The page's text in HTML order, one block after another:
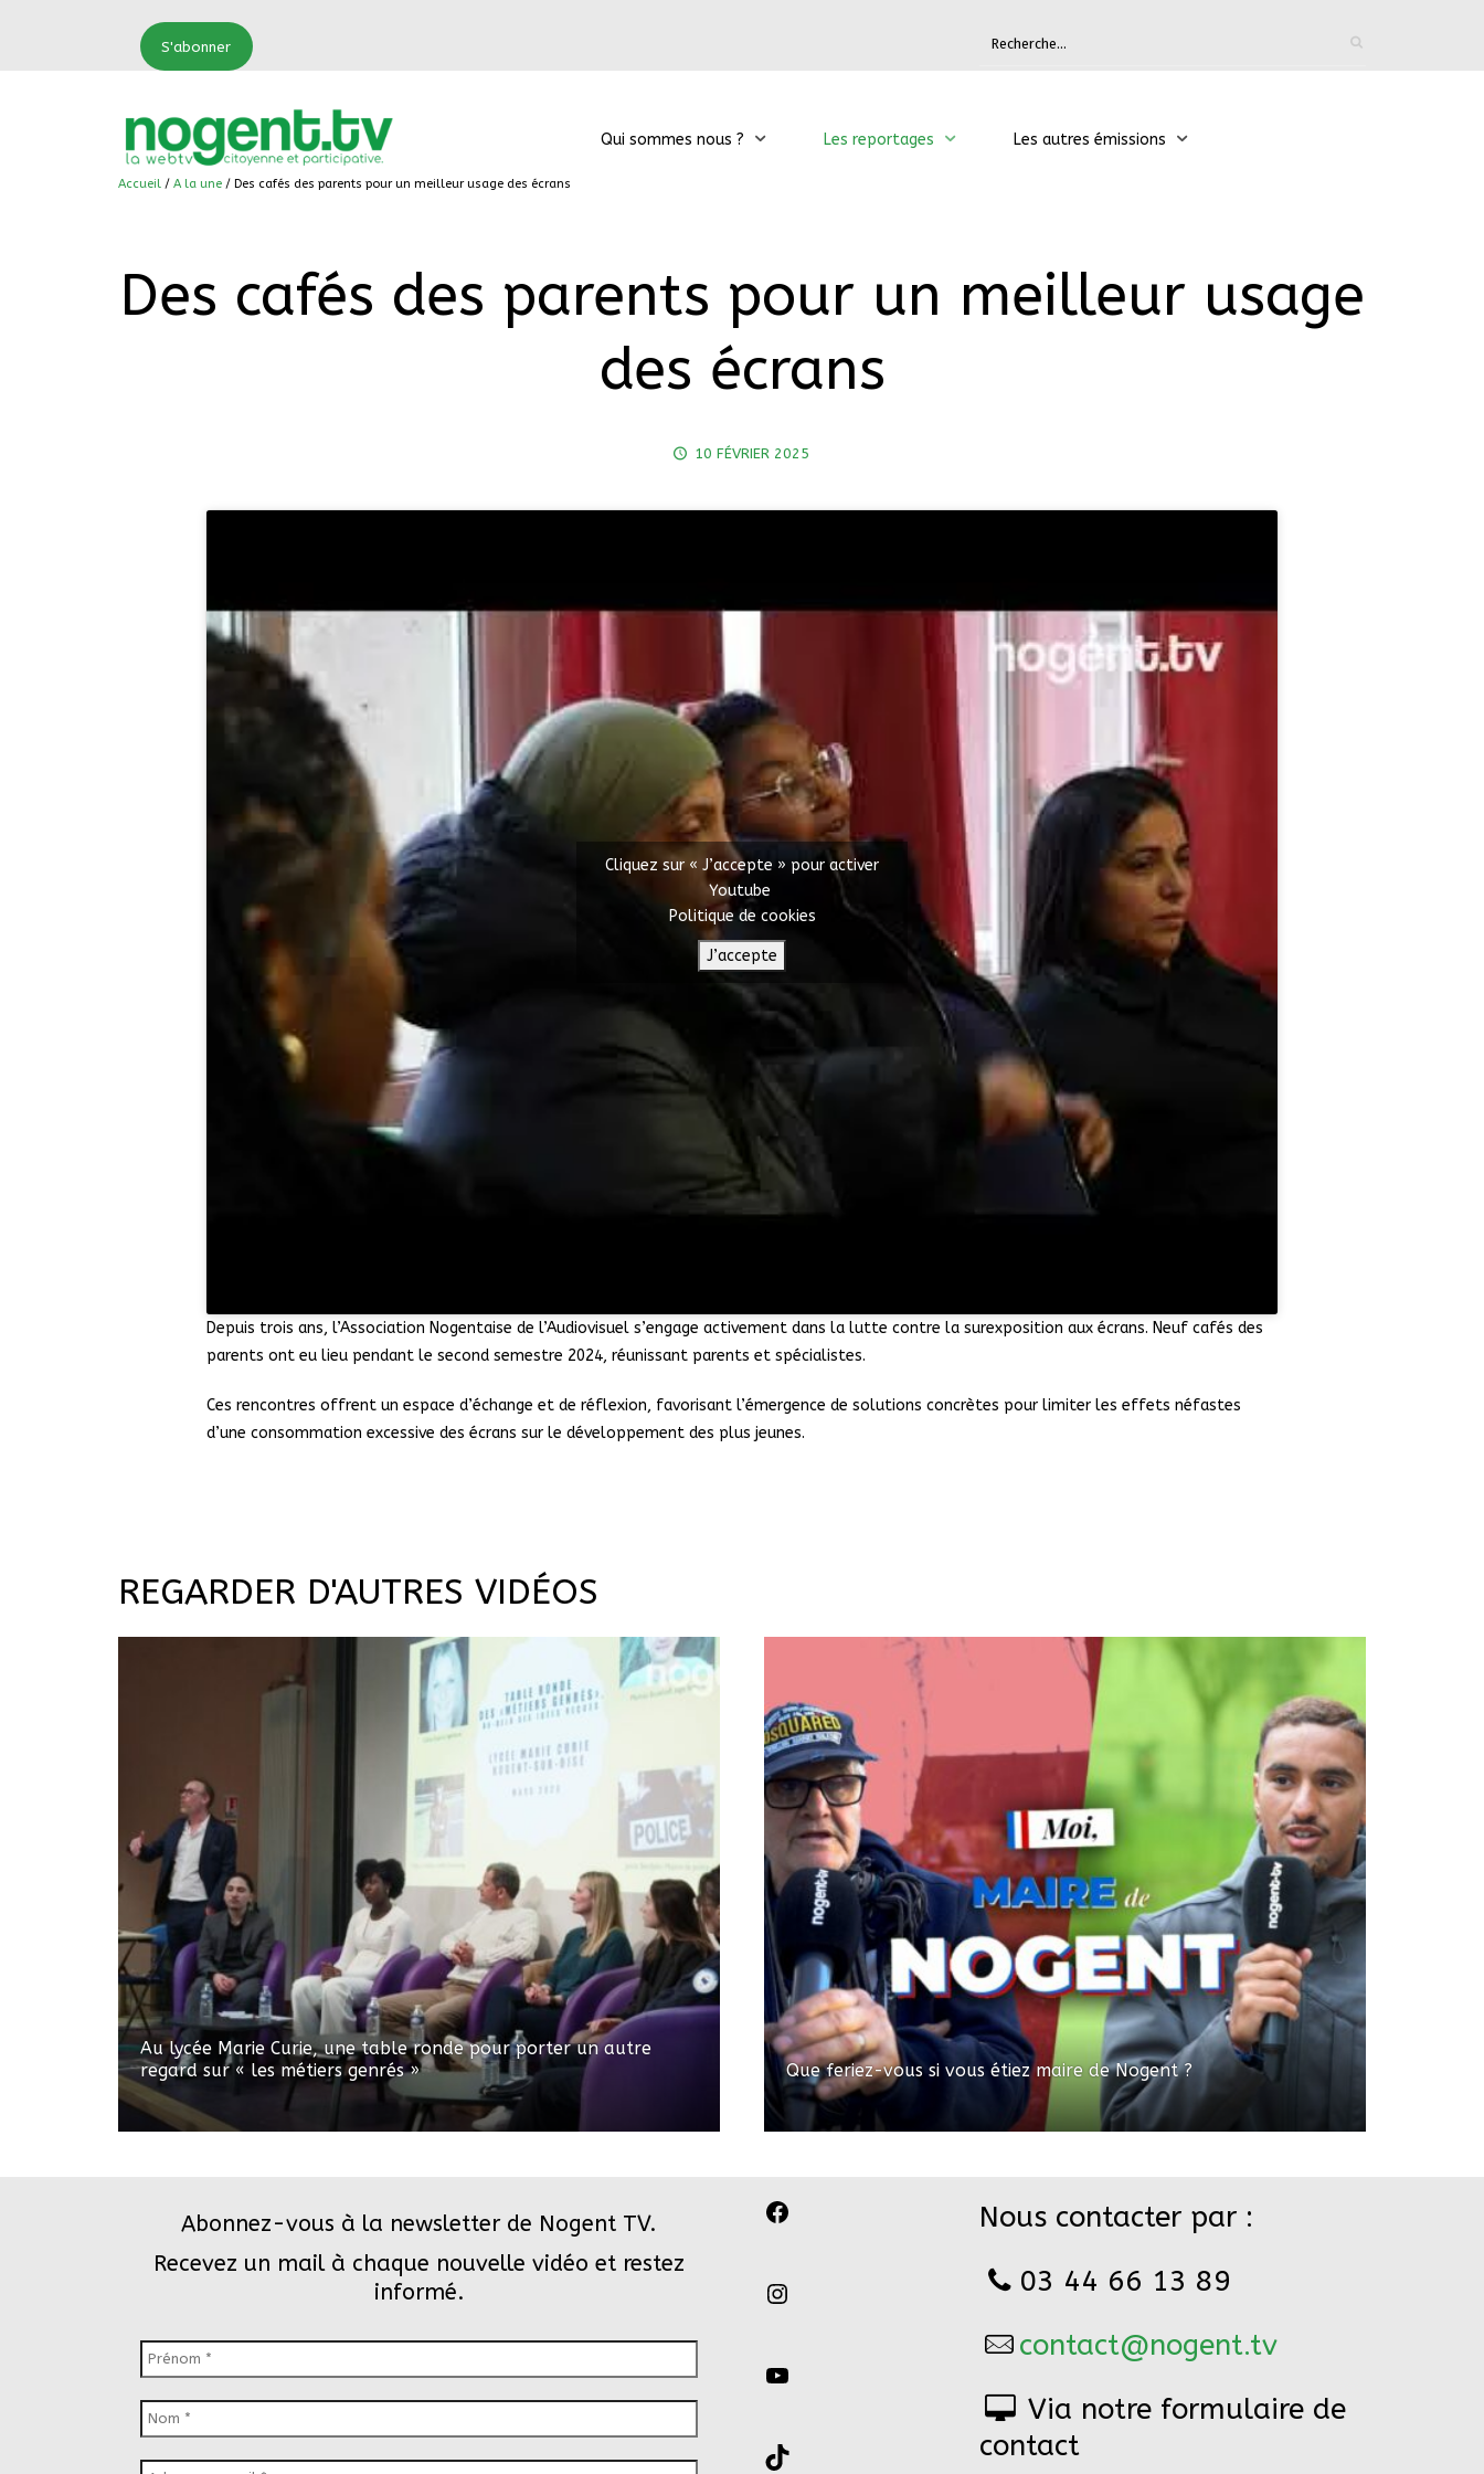
S'abonner
Qui sommes nous ? Les reportages Les autres émissions
Accueil / A la une / Des cafés des parents pour un meilleur usage des écrans
Des cafés des parents pour un meilleur usage
des écrans
10 FÉVRIER 2025
Cliquez sur « J’accepte » pour activer
Youtube
Politique de cookies
J’accepte
Depuis trois ans, l’Association Nogentaise de l’Audiovisuel s’engage activement dans la lutte contre la surexposition aux écrans. Neuf cafés des
parents ont eu lieu pendant le second semestre 2024, réunissant parents et spécialistes.
Ces rencontres offrent un espace d’échange et de réflexion, favorisant l’émergence de solutions concrètes pour limiter les effets néfastes
d’une consommation excessive des écrans sur le développement des plus jeunes.
REGARDER D'AUTRES VIDÉOS
Au lycée Marie Curie, une table ronde pour porter un autre
regard sur « les métiers genrés »
Que feriez-vous si vous étiez maire de Nogent ?
Abonnez-vous à la newsletter de Nogent TV.
Recevez un mail à chaque nouvelle vidéo et restez
informé.
Facebook
Instagram
YouTube
TikTok
Nous contacter par :
03 44 66 13 89
contact@nogent.tv
Via notre formulaire de
contact